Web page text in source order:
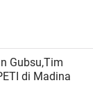
Gubsu,Tim
PETI di Madina